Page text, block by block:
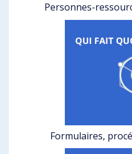
Personnes-
Formulaires,